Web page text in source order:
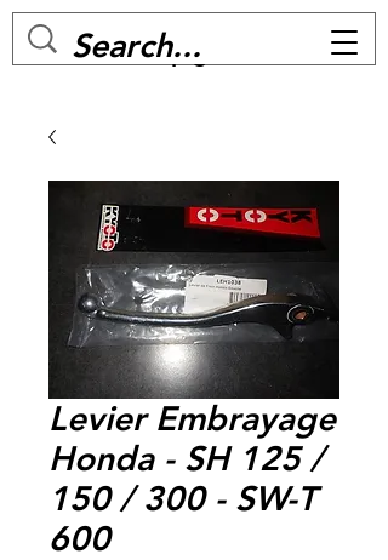
MC BIKE Perpignan
Levier Embrayage
Honda - SH 125 /
150 / 300 - SW-T
600